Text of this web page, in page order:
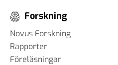
Forskning
Novus Forskning
Rapporter
Föreläsningar